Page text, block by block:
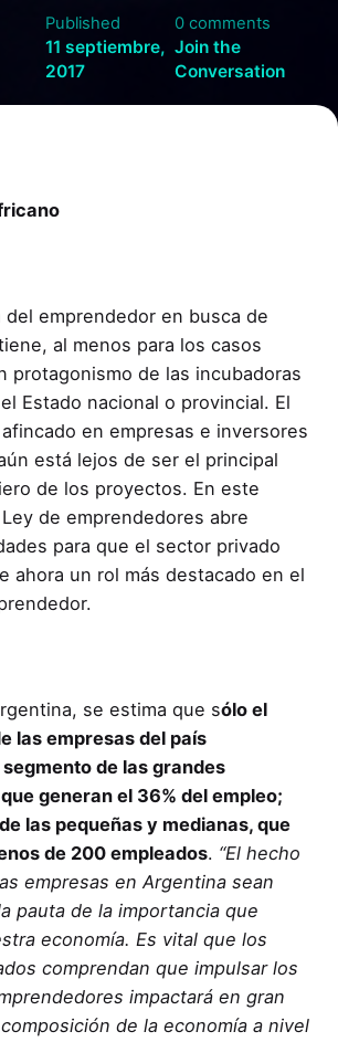
Published
11 septiembre,
2017
0 comments
Join the
Conversation
del emprendedor en busca de
al menos para los casos
protagonismo de las incubadoras
Estado nacional o provincial. El
en empresas e inversores
está lejos de ser el principal
de los proyectos. En este
de emprendedores abre
para que el sector privado
ahora un rol más destacado en el
se estima que sólo el
las empresas del país
de las grandes
generan el 36% del empleo;
las pequeñas y medianas, que
de 200 empleados. “El hecho
empresas en Argentina sean
pauta de la importancia que
economía. Es vital que los
comprendan que impulsar los
impactará en gran
de la economía a nivel